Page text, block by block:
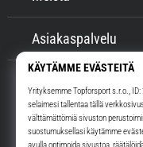
Asiakaspalvelu